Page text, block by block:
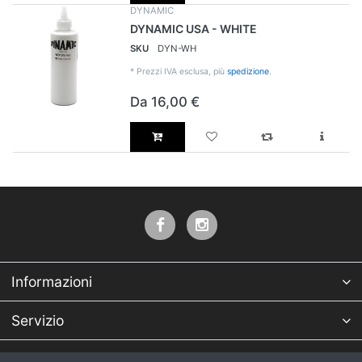
DYNAMIC
DYNAMIC USA - WHITE
SKU DYN-WH
* Prezzi IVA esclusa, più spedizione.
Da 16,00 €
Informazioni
Servizio